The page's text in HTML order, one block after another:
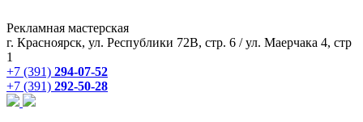
Рекламная мастерская
г. Красноярск, ул. Республики 72В, стр. 6 / ул. Маерчака 4, стр
1
+7 (391) 294-07-52
+7 (391) 292-50-28